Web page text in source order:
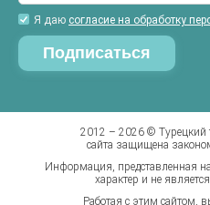
Футболки
Халаты
Шорты
Бренды
Гарантия
Вопросы и ответы
Таблица размеров
Я даю согласие на обработку
2012 – 2026 ©
сайта защищена
Информация, представленная
характер и не
Работая с этим сайтом,